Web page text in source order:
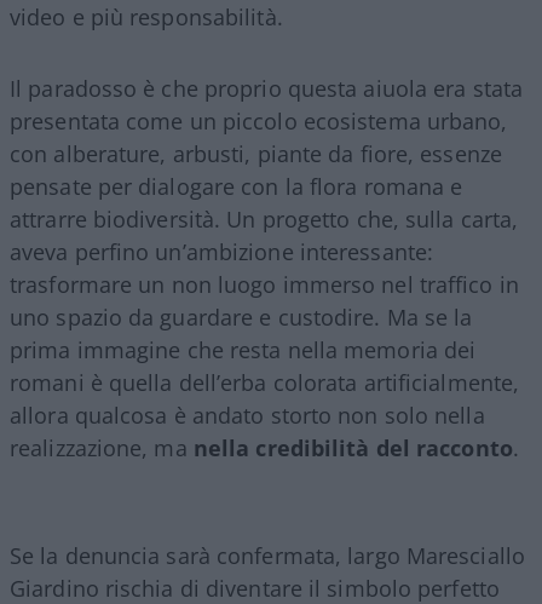
video e più responsabilità.
Il paradosso è che proprio questa aiuola era stata
presentata come un piccolo ecosistema urbano,
con alberature, arbusti, piante da fiore, essenze
pensate per dialogare con la flora romana e
attrarre biodiversità. Un progetto che, sulla carta,
aveva perfino un’ambizione interessante:
trasformare un non luogo immerso nel traffico in
uno spazio da guardare e custodire. Ma se la
prima immagine che resta nella memoria dei
romani è quella dell’erba colorata artificialmente,
allora qualcosa è andato storto non solo nella
realizzazione, ma nella credibilità del racconto.
Se la denuncia sarà confermata, largo Maresciallo
Giardino rischia di diventare il simbolo perfetto